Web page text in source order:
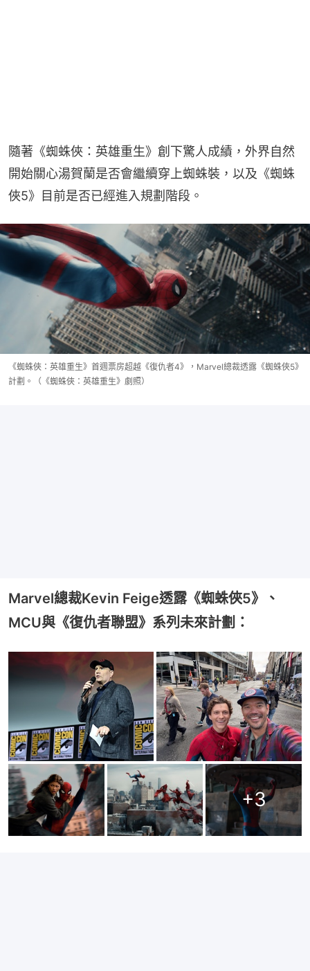
隨著《蜘蛛俠：英雄重生》創下驚人成績，外界自然
開始關心湯賀蘭是否會繼續穿上蜘蛛裝，以及《蜘蛛
俠5》目前是否已經進入規劃階段。
《蜘蛛俠：英雄重生》首週票房超越《復仇者4》，Marvel總裁透露《蜘蛛俠5》
計劃。（《蜘蛛俠：英雄重生》劇照）
Marvel總裁Kevin Feige透露《蜘蛛俠5》、
MCU與《復仇者聯盟》系列未來計劃：
+3